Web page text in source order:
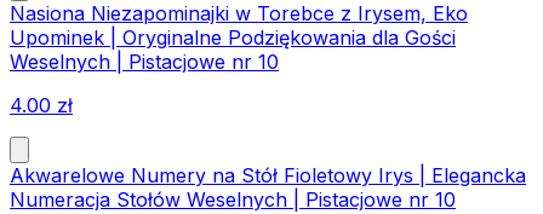
Nasiona Niezapominajki w Torebce z Irysem, Eko
Upominek | Oryginalne Podziękowania dla Gości
Weselnych | Pistacjowe nr 10
4.00 zł
Akwarelowe Numery na Stół Fioletowy Irys | Elegancka
Numeracja Stołów Weselnych | Pistacjowe nr 10